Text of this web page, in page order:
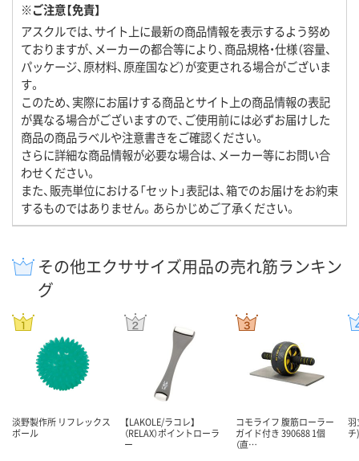
※ご注意【免責】
アスクルでは、サイト上に最新の商品情報を表示するよう努め
ておりますが、メーカーの都合等により、商品規格・仕様（容量、
パッケージ、原材料、原産国など）が変更される場合がございま
す。
このため、実際にお届けする商品とサイト上の商品情報の表記
が異なる場合がございますので、ご使用前には必ずお届けした
商品の商品ラベルや注意書きをご確認ください。
さらに詳細な商品情報が必要な場合は、メーカー等にお問い合
わせください。
また、販売単位における「セット」表記は、箱でのお届けをお約束
するものではありません。あらかじめご了承ください。
その他エクササイズ用品の売れ筋ランキン
グ
淡野製作所 リフレックス
ボール
【LAKOLE/ラコレ】
（RELAX）ポイントローラ
ー
コモライフ 腹筋ローラー
ガイド付き 390688 1個
（直…
羽